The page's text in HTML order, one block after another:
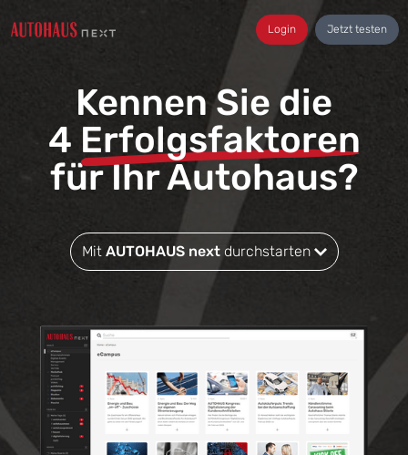
Login Jetzt testen
Kennen Sie die
4 Erfolgsfaktoren
für Ihr Autohaus?
Mit AUTOHAUS nextdurchstarten